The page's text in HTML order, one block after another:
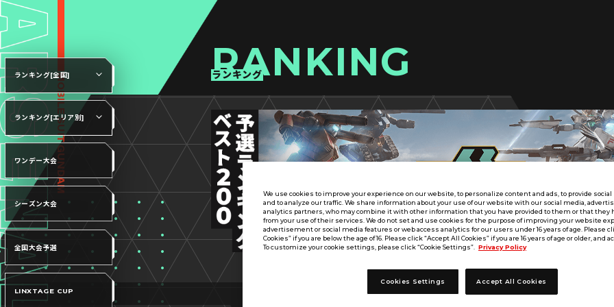
RANKING
ランキング
ランキング[全国]
ランキング[エリア別]
ワンデー大会
シーズン大会
全国大会予選
LINXTAGE CUP
We use cookies to improve your experience on our website, to personalize content and ads, to provide
and to analyze our traffic. We share information about your use of our website with our social media,
analytics partners, who may combine it with other information that you have provided to them or that they
from your use of their services. We do not set and use cookies for the purpose of improving your website
advertisement or social media features or web access analytics for our users under 16 years of age. Please
Cookies” if you are below the age of 16. Please click “Accept All Cookies” if you are 16 years of age or older, and
To customize your cookie settings, please click “Cookie Settings”.
Privacy Policy
Cookies Settings Accept All Cookies